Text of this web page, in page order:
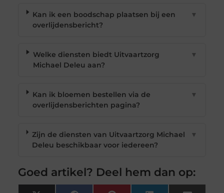
Kan ik een boodschap plaatsen bij een
overlijdensbericht?
▼
Welke diensten biedt Uitvaartzorg
Michael Deleu aan?
▼
Kan ik bloemen bestellen via de
overlijdensberichten pagina?
▼
Zijn de diensten van Uitvaartzorg Michael
Deleu beschikbaar voor iedereen?
▼
Goed artikel? Deel hem dan op: